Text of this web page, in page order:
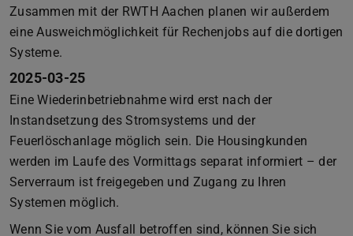
Zusammen mit der RWTH Aachen planen wir außerdem
eine Ausweichmöglichkeit für Rechenjobs auf die dortigen
Systeme.
2025-03-25
Eine Wiederinbetriebnahme wird erst nach der
Instandsetzung des Stromsystems und der
Feuerlöschanlage möglich sein. Die Housingkunden
werden im Laufe des Vormittags separat informiert – der
Serverraum ist freigegeben und Zugang zu Ihren
Systemen möglich.
Wenn Sie vom Ausfall betroffen sind, können Sie sich